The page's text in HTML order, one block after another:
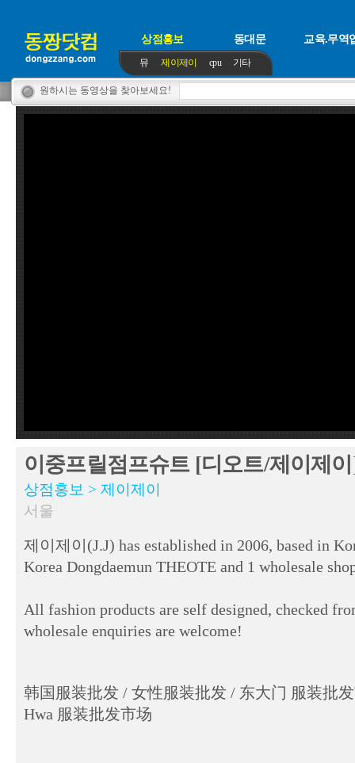
상점홍보 동대문 교육.무역
뮤 제이제이 cpu 기타
원하시는 동영상을 찾아보세요!
이중프릴점프슈트 [디오트/제이제
상점홍보 > 제이제이
서울
제이제이(J.J) has established in 2006, based in
Korea Dongdaemun THEOTE and 1 wholesale
All fashion products are self designed, checked
wholesale enquiries are welcome!
韩国服装批发 / 女性服装批发 / 东大门 服装批发
Hwa 服装批发市场